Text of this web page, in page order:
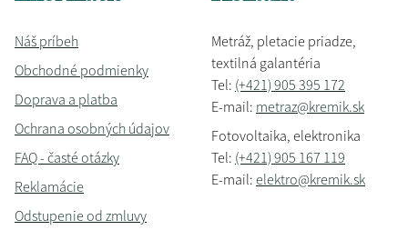
Náš príbeh
Obchodné podmienky
Doprava a platba
Ochrana osobných údajov
FAQ - časté otázky
Reklamácie
Odstupenie od zmluvy
Metráž, pletacie priadze,
textilná galantéria
Tel: (+421) 905 395 172
E-mail: metraz@kremik.sk
Fotovoltaika, elektronika
Tel: (+421) 905 167 119
E-mail: elektro@kremik.sk